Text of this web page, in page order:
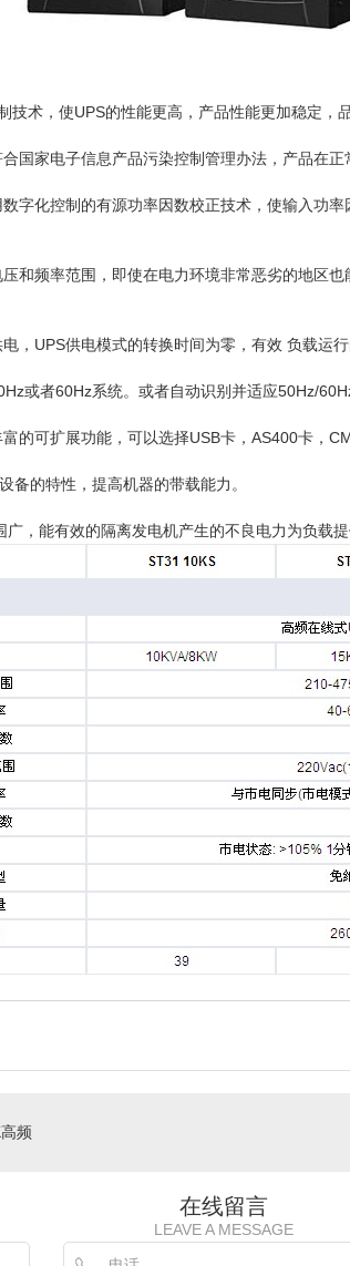
术，使UPS的性能更高，产品性能更加稳定，品
家电子信息产品污染控制管理办法，产品在正
字化控制的有源功率因数校正技术，使输入功
和频率范围，即使在电力环境非常恶劣的地区也
，UPS供电模式的转换时间为零，有效 负载运行
或者60Hz系统。或者自动识别并适应50Hz/
可扩展功能，可以选择USB卡，AS400卡，
的特性，提高机器的带载能力。
，能有效的隔离发电机产生的不良电力为负载提
频
在线留言
LEAVE A MESSAGE